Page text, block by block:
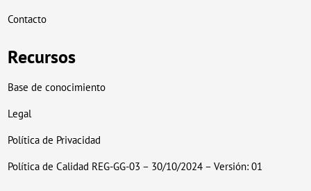
Contacto
Recursos
Base de conocimiento
Legal
Política de Privacidad
Política de Calidad REG-GG-03 – 30/10/2024 – Versión: 01